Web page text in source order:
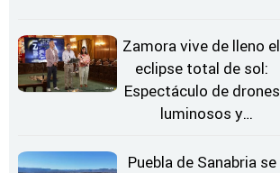
Zamora vive de lleno el
eclipse total de sol:
Espectáculo de drones
luminosos y
Estrellas
Puebla de Sanabria se